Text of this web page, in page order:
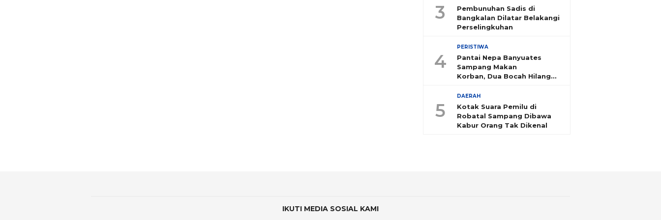
3
Pembunuhan Sadis di
Bangkalan Dilatar Belakangi
Perselingkuhan
4
PERISTIWA
Pantai Nepa Banyuates
Sampang Makan
Korban, Dua Bocah Hilang
5
DAERAH
Kotak Suara Pemilu di
Robatal Sampang Dibawa
Kabur Orang Tak Dikenal
IKUTI MEDIA SOSIAL KAMI